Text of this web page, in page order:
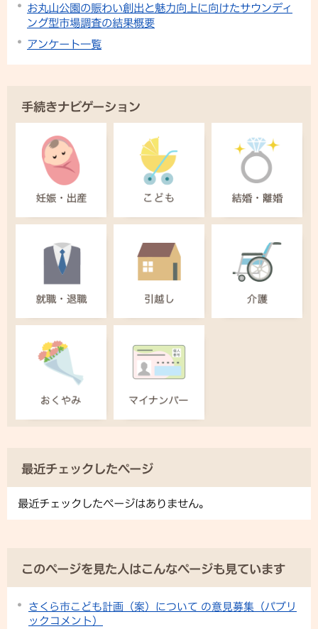
お丸山公園の賑わい創出と魅力向上に向けたサウンディ
ング型市場調査の結果概要
アンケート一覧
手続きナビゲーション
最近チェックしたページ
最近チェックしたページはありません。
このページを見た人はこんなページも見ています
さくら市こども計画（案）について の意見募集（パブリ
ックコメント）